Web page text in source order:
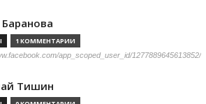
1 КОММЕНТАРИИ
app_scoped_user_id/1277889645613852/
Тишин